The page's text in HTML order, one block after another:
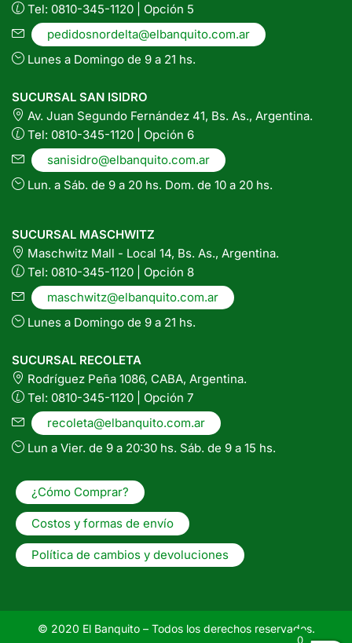
Tel: 0810-345-1120 | Opción 5
pedidosnordelta@elbanquito.com.ar
Lunes a Domingo de 9 a 21 hs.
SUCURSAL SAN ISIDRO
Av. Juan Segundo Fernández 41, Bs. As., Argentina.
Tel: 0810-345-1120 | Opción 6
sanisidro@elbanquito.com.ar
Lun. a Sáb. de 9 a 20 hs. Dom. de 10 a 20 hs.
SUCURSAL MASCHWITZ
Maschwitz Mall - Local 14, Bs. As., Argentina.
Tel: 0810-345-1120 | Opción 8
maschwitz@elbanquito.com.ar
Lunes a Domingo de 9 a 21 hs.
SUCURSAL RECOLETA
Rodríguez Peña 1086, CABA, Argentina.
Tel: 0810-345-1120 | Opción 7
recoleta@elbanquito.com.ar
Lun a Vier. de 9 a 20:30 hs. Sáb. de 9 a 15 hs.
¿Cómo Comprar?
Costos y formas de envío
Política de cambios y devoluciones
© 2020 El Banquito – Todos los derechos reservados.
0